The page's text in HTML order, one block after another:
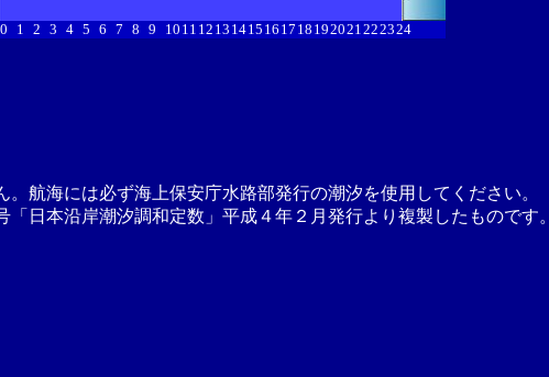
0 1 2 3 4 5 6 7 8 9 10 11 12 13 1415 16 17 18 192021222324
航海には必ず海上保安庁水路部発行の潮汐を使用してください。
日本沿岸潮汐調和定数」平成４年２月発行より複製したものです。